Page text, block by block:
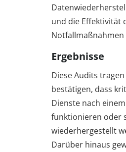
und die Effektivität
Ergebnisse
Diese Audits
bestätigen, dass
Dienste nach
funktionieren oder
wiederhergestellt
Darüber hinaus